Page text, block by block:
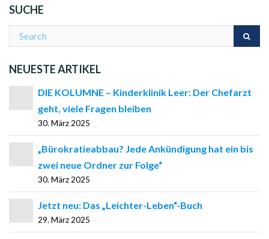
SUCHE
NEUESTE ARTIKEL
DIE KOLUMNE – Kinderklinik Leer: Der Chefarzt
geht, viele Fragen bleiben
30. März 2025
„Bürokratieabbau? Jede Ankündigung hat ein bis
zwei neue Ordner zur Folge“
30. März 2025
Jetzt neu: Das „Leichter-Leben“-Buch
29. März 2025